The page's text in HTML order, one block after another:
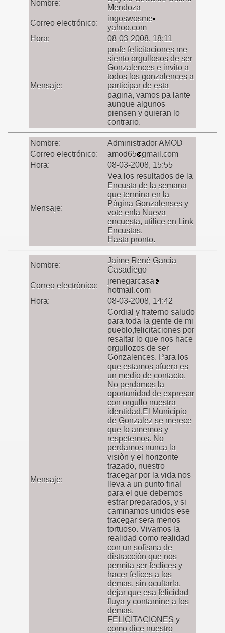
Nombre:
Mendoza
Correo electrónico:
ingoswosme
yahoo.com
Hora:
08-03-2008, 18:11
Mensaje:
profe felicitaciones me
siento orgullosos de ser
Gonzalences e invito a
todos los gonzalences a
participar de esta
pagina, vamos pa lante
aunque algunos
piensen y quieran lo
contrario.
Nombre:
Administrador AMOD
Correo electrónico:
amod65 gmail.com
Hora:
08-03-2008, 15:55
Mensaje:
Vea los resultados de la
Encusta de la semana
que termina en la
Página Gonzalenses y
vote enla Nueva
encuesta, utilice en Link
Encustas.
Hasta pronto.
Nombre:
Jaime Renè Garcia
Casadiego
Correo electrónico:
jrenegarcasa
hotmail.com
Hora:
08-03-2008, 14:42
Mensaje:
Cordial y fraterno saludo
para toda la gente de mi
pueblo,felicitaciones por
resaltar lo que nos hace
orgullozos de ser
Gonzalences. Para los
que estamos afuera es
un medio de contacto.
No perdamos la
oportunidad de expresar
con orgullo nuestra
identidad.El Municipio
de Gonzalez se merece
que lo amemos y
respetemos. No
perdamos nunca la
visiòn y el horizonte
trazado, nuestro
tracegar por la vida nos
lleva a un punto final
para el que debemos
estrar preparados, y si
caminamos unidos ese
tracegar sera menos
tortuoso. Vivamos la
realidad como realidad
con un sofisma de
distracciòn que nos
permita ser feclices y
hacer felices a los
demas, sin ocultarla,
dejar que esa felicidad
fluya y contamine a los
demas.
FELICITACIONES y
como dice nuestro